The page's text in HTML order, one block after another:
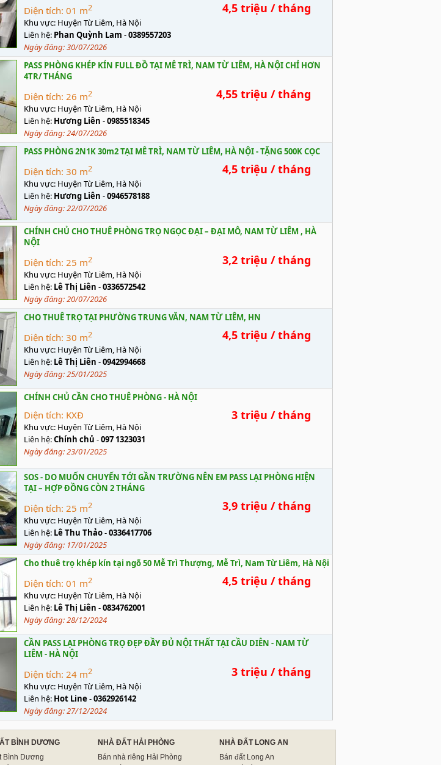
Diện tích: 01 m2 4,5 triệu / tháng
Khu vực: Huyện Từ Liêm, Hà Nội
Liên hệ: Phan Quỳnh Lam -0389557203
Ngày đăng:30/07/2026
PASS PHÒNG KHÉP KÍN FULL ĐỒ TẠI MỄ TRÌ, NAM TỪ LIÊM, HÀ NỘI CHỈ HƠN
4TR/ THÁNG
Diện tích: 26 m2 4,55 triệu / tháng
Khu vực: Huyện Từ Liêm, Hà Nội
Liên hệ: Hương Liên -0985518345
Ngày đăng:24/07/2026
PASS PHÒNG 2N1K 30m2 TẠI MỄ TRÌ, NAM TỪ LIÊM, HÀ NỘI - TẶNG 500K CỌC
Diện tích: 30 m2 4,5 triệu / tháng
Khu vực: Huyện Từ Liêm, Hà Nội
Liên hệ: Hương Liên -0946578188
Ngày đăng:22/07/2026
CHÍNH CHỦ CHO THUÊ PHÒNG TRỌ NGỌC ĐẠI – ĐẠI MỖ, NAM TỪ LIÊM , HÀ
NỘI
Diện tích: 25 m2 3,2 triệu / tháng
Khu vực: Huyện Từ Liêm, Hà Nội
Liên hệ: Lê Thị Liên -0336572542
Ngày đăng:20/07/2026
CHO THUÊ TRỌ TẠI PHƯỜNG TRUNG VĂN, NAM TỪ LIÊM, HN
Diện tích: 30 m2 4,5 triệu / tháng
Khu vực: Huyện Từ Liêm, Hà Nội
Liên hệ: Lê Thị Liên -0942994668
Ngày đăng:25/01/2025
CHÍNH CHỦ CẦN CHO THUÊ PHÒNG - HÀ NỘI
Diện tích: KXĐ 3 triệu / tháng
Khu vực: Huyện Từ Liêm, Hà Nội
Liên hệ:Chính chủ -097 1323031
Ngày đăng:23/01/2025
SOS - DO MUỐN CHUYỂN TỚI GẦN TRƯỜNG NÊN EM PASS LẠI PHÒNG HIỆN
TẠI – HỢP ĐỒNG CÒN 2 THÁNG
Diện tích: 25 m2 3,9 triệu / tháng
Khu vực: Huyện Từ Liêm, Hà Nội
Liên hệ: Lê Thu Thảo-0336417706
Ngày đăng: 17/01/2025
Cho thuê trọ khép kín tại ngõ 50 Mễ Trì Thượng, Mễ Trì, Nam Từ Liêm, Hà Nội
Diện tích: 01 m2 4,5 triệu / tháng
Khu vực: Huyện Từ Liêm, Hà Nội
Liên hệ: Lê Thị Liên -0834762001
Ngày đăng:28/12/2024
CẦN PASS LẠI PHÒNG TRỌ ĐẸP ĐẦY ĐỦ NỘI THẤT TẠI CẦU DIỄN - NAM TỪ
LIÊM - HÀ NỘI
Diện tích: 24 m2 3 triệu / tháng
Khu vực: Huyện Từ Liêm, Hà Nội
Liên hệ: Hot Line-0362926142
Ngày đăng:27/12/2024
BÌNH DƯƠNG
Bình Dương
NHÀ ĐẤT HẢI PHÒNG
Bán nhà riêng Hải Phòng
NHÀ ĐẤT LONG AN
Bán đất Long An